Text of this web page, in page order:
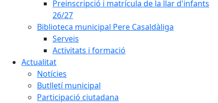
Preinscripció i matrícula de la llar d'infants
26/27
Biblioteca municipal Pere Casaldàliga
Serveis
Activitats i formació
Actualitat
Notícies
Butlletí municipal
Participació ciutadana